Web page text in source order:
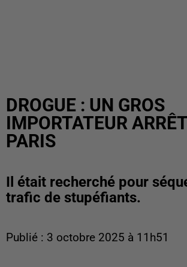
DROGUE : UN GROS
IMPORTATEUR
PARIS
Il était recherché pour
trafic de stupéfiants.
Publié : 3 octobre 2025 à 11h51